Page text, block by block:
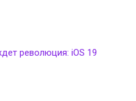
революция: iOS 19